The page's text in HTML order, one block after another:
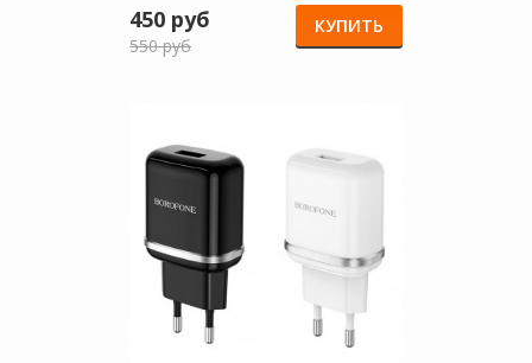
450 руб
550 руб
КУПИТЬ